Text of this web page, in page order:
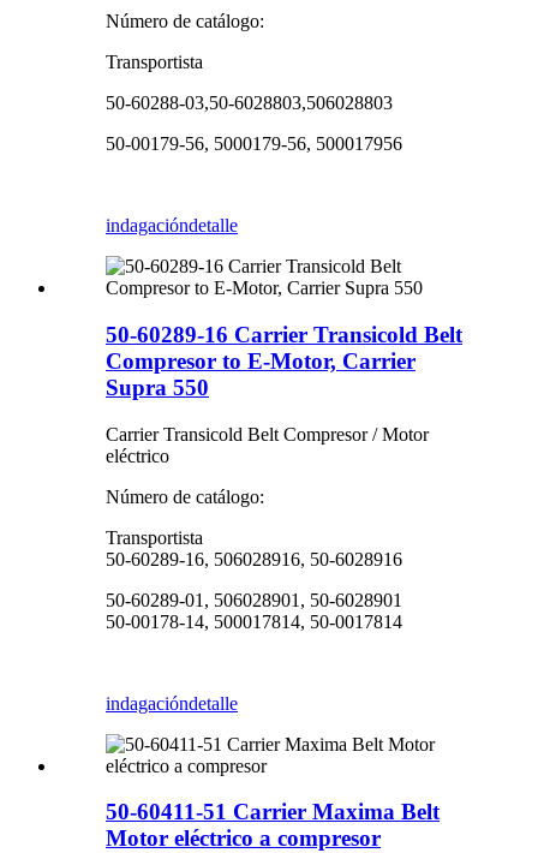
Número de catálogo:
Transportista
50-60288-03,50-6028803,506028803
50-00179-56, 5000179-56, 500017956
indagacióndetalle
50-60289-16 Carrier Transicold Belt
Compresor to E-Motor, Carrier
Supra 550
Carrier Transicold Belt Compresor / Motor
eléctrico
Número de catálogo:
Transportista
50-60289-16, 506028916, 50-6028916
50-60289-01, 506028901, 50-6028901
50-00178-14, 500017814, 50-0017814
indagacióndetalle
50-60411-51 Carrier Maxima Belt
Motor eléctrico a compresor